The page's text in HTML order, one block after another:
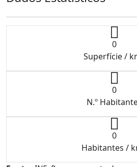
0
Superfície /
0
N.º
0
Habitantes /